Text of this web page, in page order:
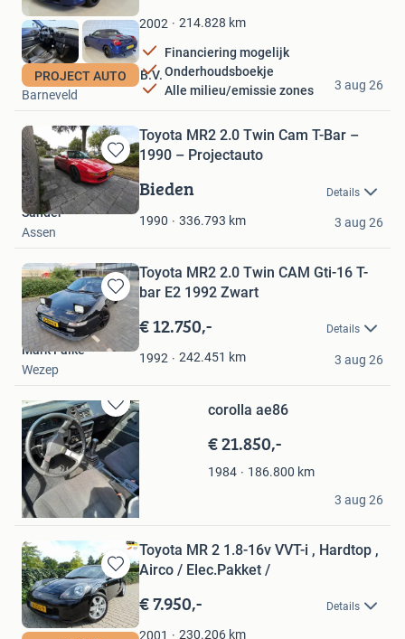
Favorieten
PROJECT AUTO
2002 214.828 km
Financiering mogelijk
Onderhoudsboekje
Alle milieu/emissie zones
Autobedrijf Leeuwis B.V.
Barneveld
3 aug 26
Bewaren
in
Mijn
Favorieten
Toyota MR2 2.0 Twin Cam T-Bar –
1990 – Projectauto
Bieden Details
1990 336.793 km
Sander
Assen
3 aug 26
Bewaren
in
Mijn
Favorieten
Toyota MR2 2.0 Twin CAM Gti-16 T-
bar E2 1992 Zwart
€ 12.750,- Details
1992 242.451 km
Mark Falke
Wezep
3 aug 26
Bewaren
in
Mijn
Favorieten
corolla ae86
€ 21.850,-
1984 186.800 km
hasse
jonkoping
3 aug 26
Bewaren
in
Mijn
Favorieten
Toyota MR 2 1.8-16v VVT-i , Hardtop ,
Airco / Elec.Pakket /
€ 7.950,- Details
2001 230.206 km